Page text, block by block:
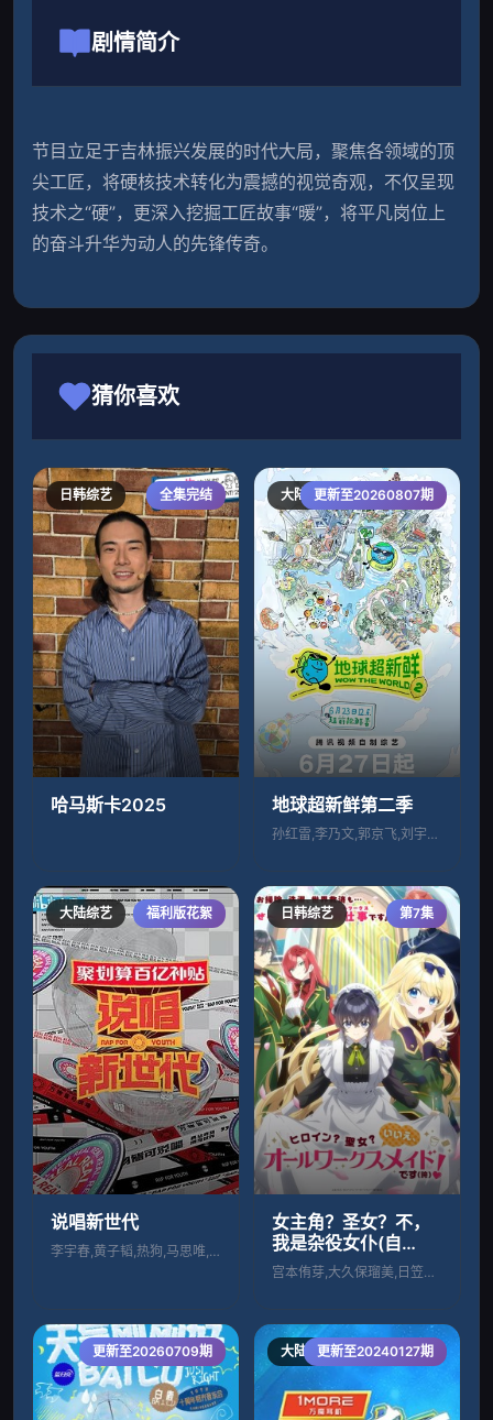
剧情简介
节目立足于吉林振兴发展的时代大局，聚焦各领域的顶
尖工匠，将硬核技术转化为震撼的视觉奇观，不仅呈现
技术之“硬”，更深入挖掘工匠故事“暖”，将平凡岗位上
的奋斗升华为动人的先锋传奇。
猜你喜欢
日韩综艺 全集完结
哈马斯卡2025
大陆综艺更新至20260807期
地球超新鲜第二季
孙红雷,李乃文,郭京飞,刘宇宁,龚俊,陈
大陆综艺 福利版花絮
说唱新世代
李宇春,黄子韬,热狗,马思唯,丁震,里奇
日韩综艺 第7集
女主角？圣女？不，
我是杂役女仆(自
豪)！
宫本侑芽,大久保瑠美,日笠阳子,天崎滉平
更新至20260709期 大陆综艺更新至20240127期